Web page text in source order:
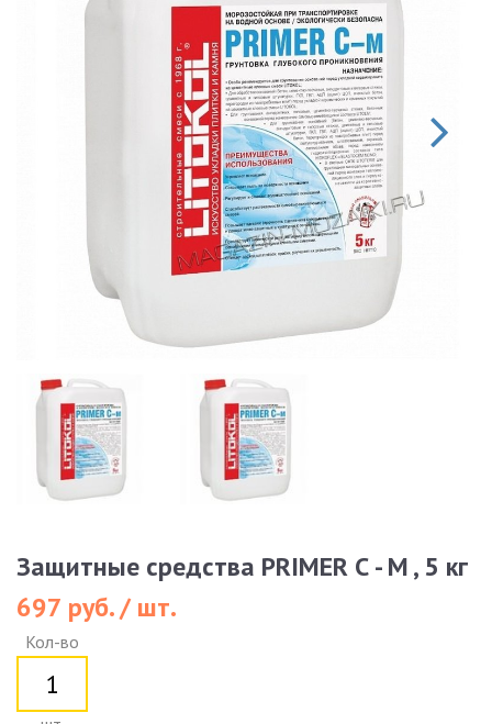
Защитные средства PRIMER С - М , 5 кг
697 руб. / шт.
Кол-во